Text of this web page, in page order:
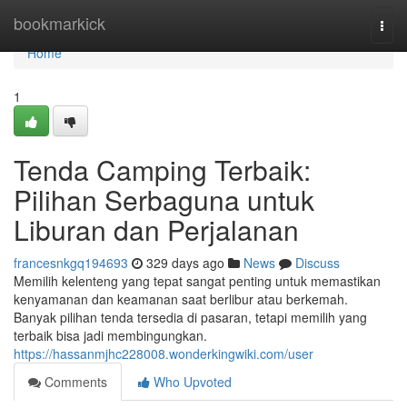
bookmarkick
Home
Home
1
Tenda Camping Terbaik:
Pilihan Serbaguna untuk
Liburan dan Perjalanan
francesnkgq194693 329 days ago News
Discuss
Memilih kelenteng yang tepat sangat penting untuk memastikan
kenyamanan dan keamanan saat berlibur atau berkemah.
Banyak pilihan tenda tersedia di pasaran, tetapi memilih yang
terbaik bisa jadi membingungkan.
https://hassanmjhc228008.wonderkingwiki.com/user
Comments
Who Upvoted